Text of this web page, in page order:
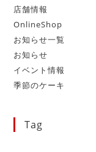
店舗情報
OnlineShop
お知らせ一覧
お知らせ
イベント情報
季節のケーキ
Tag